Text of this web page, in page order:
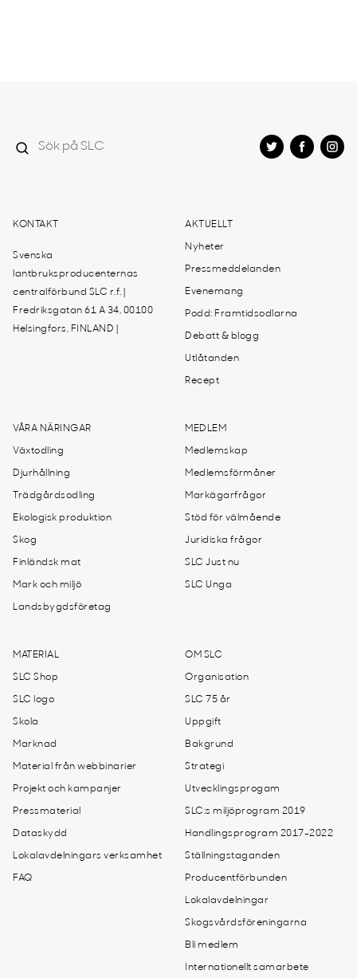
KONTAKT
Svenska
lantbruksproducenternas
centralförbund SLC r.f. |
Fredriksgatan 61 A 34, 00100
Helsingfors, FINLAND |
AKTUELLT
Nyheter
Pressmeddelanden
Evenemang
Podd: Framtidsodlarna
Debatt & blogg
Utlåtanden
Recept
VÅRA NÄRINGAR
Växtodling
Djurhållning
Trädgårdsodling
Ekologisk produktion
Skog
Finländsk mat
Mark och miljö
Landsbygdsföretag
MEDLEM
Medlemskap
Medlemsförmåner
Markägarfrågor
Stöd för välmående
Juridiska frågor
SLC Just nu
SLC Unga
MATERIAL
SLC Shop
SLC logo
Skola
Marknad
Material från webbinarier
Projekt och kampanjer
Pressmaterial
Dataskydd
Lokalavdelningars verksamhet
FAQ
OM SLC
Organisation
SLC 75 år
Uppgift
Bakgrund
Strategi
Utvecklingsprogam
SLC:s miljöprogram 2019
Handlingsprogram 2017-2022
Ställningstaganden
Producentförbunden
Lokalavdelningar
Skogsvårdsföreningarna
Bli medlem
Internationellt samarbete